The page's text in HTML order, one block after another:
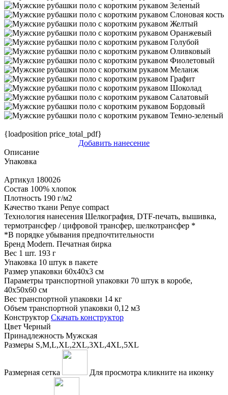
{loadposition price_total_pdf}
Добавить нанесение
Описание
Упаковка
Артикул 180026
Состав 100% хлопок
Плотность 190 г/м2
Качество ткани Penye compact
Технология нанесения Шелкография, DTF-печать, вышивка,
термотрансфер / цифровой трансфер, шелкотрансфер *
*В порядке убывания предпочтительности
Бренд Modern. Печатная бирка
Вес 1 шт. 193 г
Упаковка 10 штук в пакете
Размер упаковки 60x40x3 см
Параметры транспортной упаковки 70 штук в коробе,
40x50x60 см
Вес транспортной упаковки 14 кг
Объем транспортной упаковки 0,12 м3
Конструктор Скачать конструктор
Цвет Черный
Принадлежность Мужская
Размеры S,M,L,XL,2XL,3XL,4XL,5XL
Размерная сетка Для просмотра кликните на иконку